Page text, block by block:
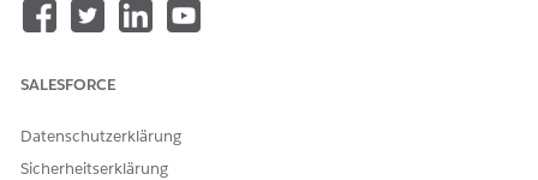
Convert a Lead to a Client in Financial Services Cloud
You can convert a lead record to a client record.
KONNTEN SIE IHR PROBLEM MITHILFE DIESES ARTIKELS
SALESFORCE
Datenschutzerklärung
Sicherheitserklärung